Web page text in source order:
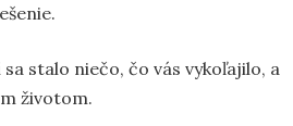
stalo niečo, čo vás vykoľajilo, a
životom.